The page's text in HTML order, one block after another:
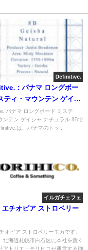
Definitive.
：パナマ ロングボー
ティ・マウンテン ゲイシ
ュラル 8B
パナマ ロングボード ミステ
ンテン ゲイシャ ナチュラル 8Bで
は、パナマのトッ...
イルガチェフェ
エチオピア ストロベリー
オピア ストロベリーモカです。
北海道札幌市白石区に本社を置く
アトリエ・モリヒコが運営する珈